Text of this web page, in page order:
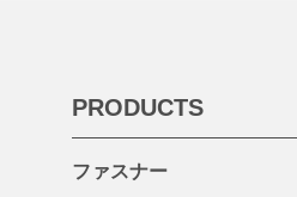
PRODUCTS
ファスナー